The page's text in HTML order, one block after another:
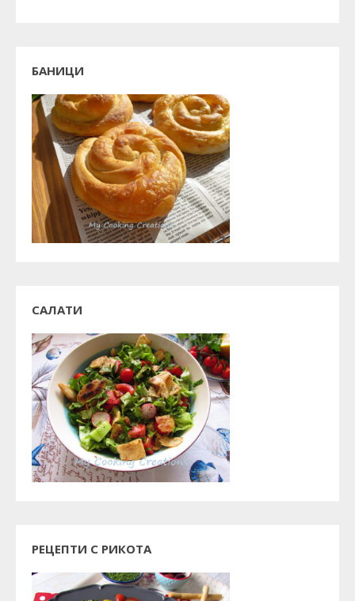
БАНИЦИ
САЛАТИ
РЕЦЕПТИ С РИКОТА